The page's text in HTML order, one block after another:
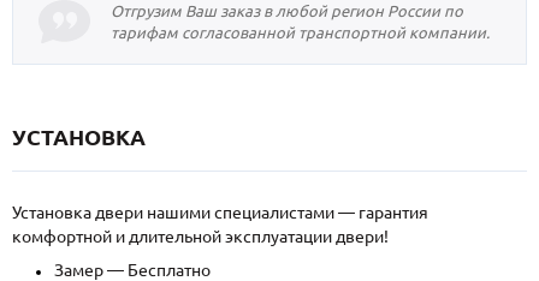
Отгрузим Ваш заказ в любой регион России по
тарифам согласованной транспортной компании.
УСТАНОВКА
Установка двери нашими специалистами — гарантия
комфортной и длительной эксплуатации двери!
Замер — Бесплатно